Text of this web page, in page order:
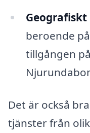
Geografiskt
beroende
tillgången
Det är också
tjänster från